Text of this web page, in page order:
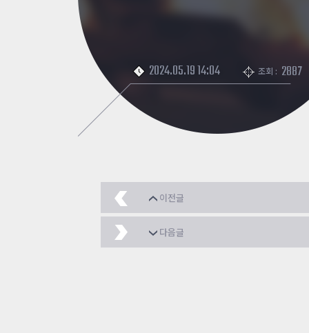
2024.05.19 14:04 조회 : 2887
이전글
[좀비 클래식] 워킹데드
다음글